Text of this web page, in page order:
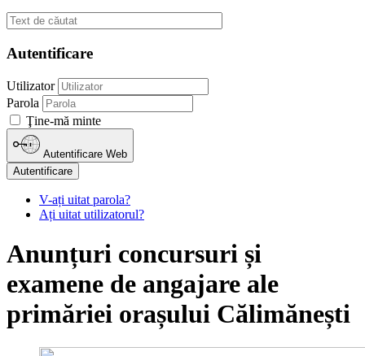
Autentificare
Utilizator
Parola
Ţine-mă minte
Autentificare Web
Autentificare
V-ați uitat parola?
Ați uitat utilizatorul?
Anunțuri concursuri și
examene de angajare ale
primăriei orașului Călimănești